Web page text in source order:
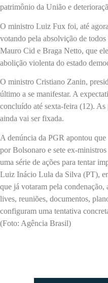
patrimônio da União e
O ministro Luiz Fux foi, até
votando pela absolvição de
Mauro Cid e Braga Netto, que
abolição violenta do estado
O ministro Cristiano Zanin,
último a se manifestar. A
concluído até sexta-feira (12). As
ainda vai ser fixada.
A denúncia da PGR apontou
por Bolsonaro e sete ex-
uma série de ações para tentar
Luiz Inácio Lula da Silva (PT),
que já votaram pela
lives, reuniões, documentos,
configuram uma tentativa
(Foto: Agência Brasil)